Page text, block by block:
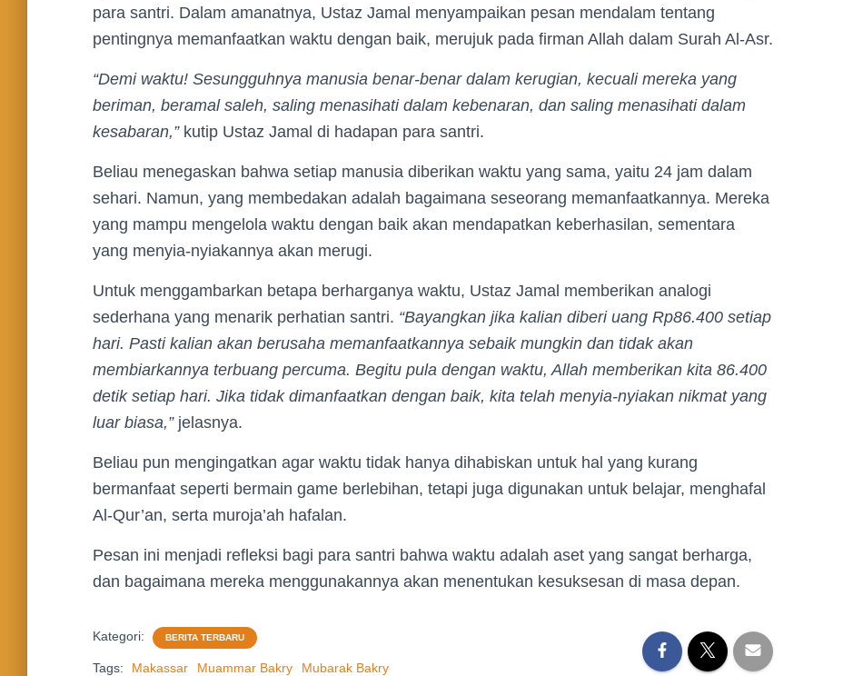
para santri. Dalam amanatnya, Ustaz Jamal menyampaikan pesan mendalam tentang
pentingnya memanfaatkan waktu dengan baik, merujuk pada firman Allah dalam Surah Al-Asr.
“Demi waktu! Sesungguhnya manusia benar-benar dalam kerugian, kecuali mereka yang
beriman, beramal saleh, saling menasihati dalam kebenaran, dan saling menasihati dalam
kesabaran,”kutip Ustaz Jamal di hadapan para santri.
Beliau menegaskan bahwa setiap manusia diberikan waktu yang sama, yaitu 24 jam dalam
sehari. Namun, yang membedakan adalah bagaimana seseorang memanfaatkannya. Mereka
yang mampu mengelola waktu dengan baik akan mendapatkan keberhasilan, sementara
yang menyia-nyiakannya akan merugi.
Untuk menggambarkan betapa berharganya waktu, Ustaz Jamal memberikan analogi
sederhana yang menarik perhatian santri. “Bayangkan jika kalian diberi uang Rp86.400 setiap
hari. Pasti kalian akan berusaha memanfaatkannya sebaik mungkin dan tidak akan
membiarkannya terbuang percuma. Begitu pula dengan waktu, Allah memberikan kita 86.400
detik setiap hari. Jika tidak dimanfaatkan dengan baik, kita telah menyia-nyiakan nikmat yang
luar biasa,”jelasnya.
Beliau pun mengingatkan agar waktu tidak hanya dihabiskan untuk hal yang kurang
bermanfaat seperti bermain game berlebihan, tetapi juga digunakan untuk belajar, menghafal
Al-Qur’an, serta muroja’ah hafalan.
Pesan ini menjadi refleksi bagi para santri bahwa waktu adalah aset yang sangat berharga,
dan bagaimana mereka menggunakannya akan menentukan kesuksesan di masa depan.
Kategori: BERITA TERBARU
Tags: Makassar Muammar Bakry
Mubarak Bakry